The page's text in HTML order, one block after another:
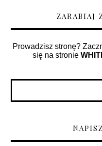
ZARABIAJ
Prowadzisz stronę?
się na stronie